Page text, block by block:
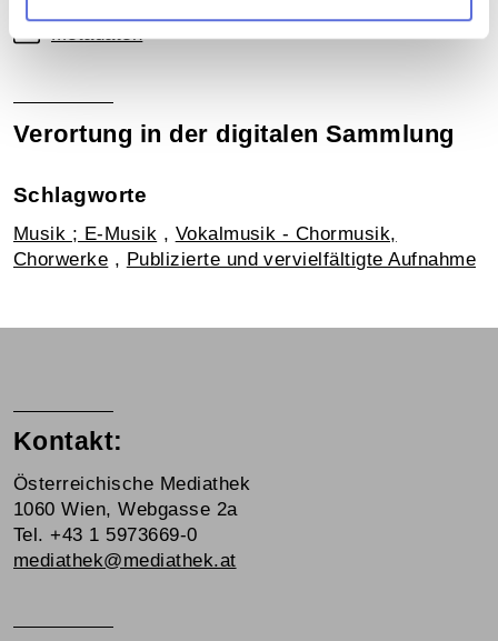
Metadaten
Verortung in der digitalen Sammlung
Schlagworte
Musik ; E-Musik , Vokalmusik - Chormusik,
Chorwerke , Publizierte und vervielfältigte Aufnahme
Kontakt:
Österreichische Mediathek
1060 Wien, Webgasse 2a
Tel. +43 1 5973669-0
mediathek@mediathek.at